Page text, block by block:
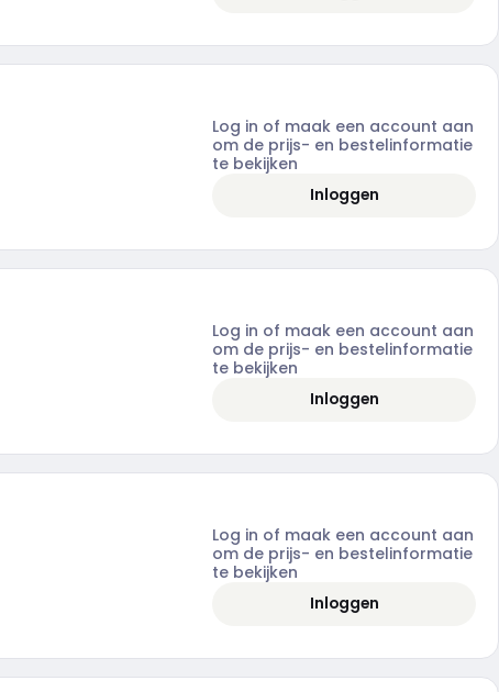
Log in of maak een account aan
om de prijs- en bestelinformatie
te bekijken
Inloggen
Log in of maak een account aan
om de prijs- en bestelinformatie
te bekijken
Inloggen
Log in of maak een account aan
om de prijs- en bestelinformatie
te bekijken
Inloggen